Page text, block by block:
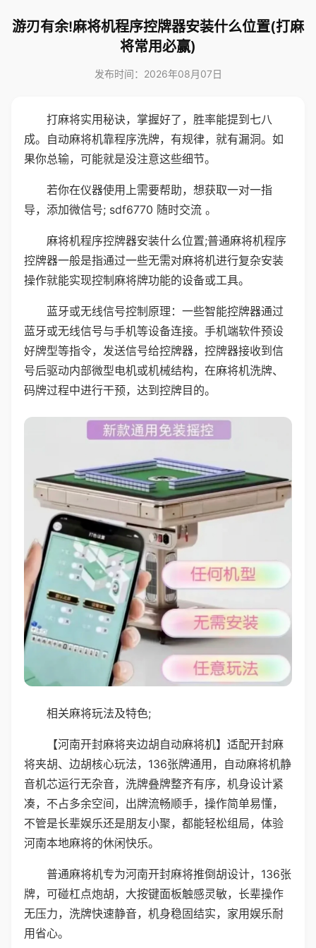
游刃有余!麻将机程序控牌器安装什么位置(打麻
将常用必赢)
发布时间：2026年08月07日
打麻将实用秘诀，掌握好了，胜率能提到七八
成。自动麻将机靠程序洗牌，有规律，就有漏洞。如
果你总输，可能就是没注意这些细节。
若你在仪器使用上需要帮助，想获取一对一指
导，添加微信号; sdf6770 随时交流 。
麻将机程序控牌器安装什么位置;普通麻将机程序
控牌器一般是指通过一些无需对麻将机进行复杂安装
操作就能实现控制麻将牌功能的设备或工具。
蓝牙或无线信号控制原理：一些智能控牌器通过
蓝牙或无线信号与手机等设备连接。手机端软件预设
好牌型等指令，发送信号给控牌器，控牌器接收到信
号后驱动内部微型电机或机械结构，在麻将机洗牌、
码牌过程中进行干预，达到控牌目的。
相关麻将玩法及特色;
【河南开封麻将夹边胡自动麻将机】适配开封麻
将夹胡、边胡核心玩法，136张牌通用，自动麻将机静
音机芯运行无杂音，洗牌叠牌整齐有序，机身设计紧
凑，不占多余空间，出牌流畅顺手，操作简单易懂，
不管是长辈娱乐还是朋友小聚，都能轻松组局，体验
河南本地麻将的休闲快乐。
普通麻将机专为河南开封麻将推倒胡设计，136张
牌，可碰杠点炮胡，大按键面板触感灵敏，长辈操作
无压力，洗牌快速静音，机身稳固结实，家用娱乐耐
用省心。